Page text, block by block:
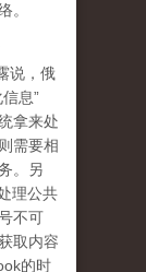
。
说，俄
息”
拿来处
需要相
。另
理公共
不可
取内容
的时